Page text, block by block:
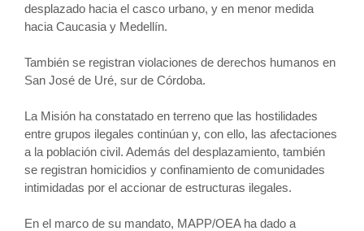
desplazado hacia el casco urbano, y en menor medida
hacia Caucasia y Medellín.
También se registran violaciones de derechos humanos en
San José de Uré, sur de Córdoba.
La Misión ha constatado en terreno que las hostilidades
entre grupos ilegales continúan y, con ello, las afectaciones
a la población civil. Además del desplazamiento, también
se registran homicidios y confinamiento de comunidades
intimidadas por el accionar de estructuras ilegales.
En el marco de su mandato, MAPP/OEA ha dado a